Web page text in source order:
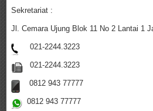
Sekretariat :
Jl. Cemara Ujung Blok 11 No 2 Lantai 1
021-2244.3223
021-2244.3223
0812 943 77777
0812 943 77777